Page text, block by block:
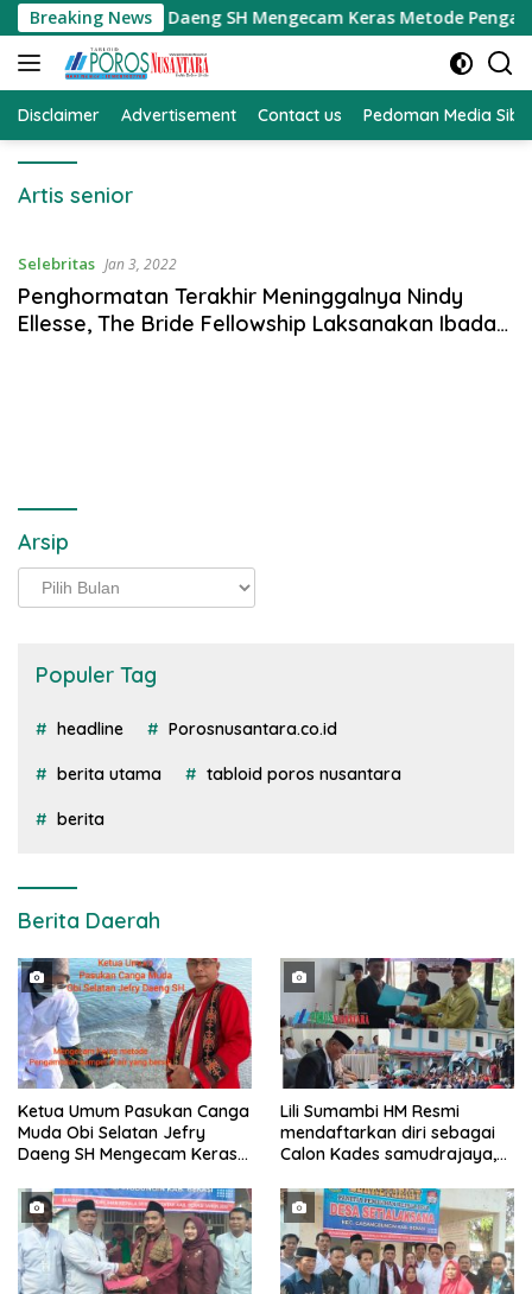
Langsung
ke
konten
Breaking News
Selatan Jefry Daeng SH Mengecam Keras Metode
Disclaimer Advertisement Contact us Pedoman Media
Artis senior
Selebritas Jan 3, 2022
Penghormatan Terakhir Meninggalnya Nindy
Ellesse, The Bride Fellowship Laksanakan Ibadah
Arsip
Arsip
Populer Tag
headline Porosnusantara.co.id
berita utama tabloid poros nusantara
berita
Berita Daerah
Ketua Umum Pasukan Canga
Muda Obi Selatan Jefry
Daeng SH Mengecam Keras
Air Laut di Laut yang Bersih
Lili Sumambi HM Resmi
mendaftarkan diri sebagai
Calon Kades samudrajaya,
pendukungnya